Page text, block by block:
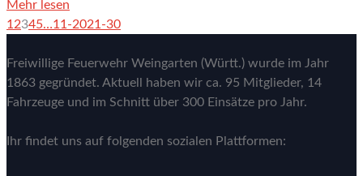
Mehr lesen
12345…11-2021-30
Freiwillige Feuerwehr Weingarten (Württ.) wurde im Jahr
1863 gegründet. Aktuell haben wir ca. 95 Mitglieder, 14
Fahrzeuge und im Schnitt über 300 Einsätze pro Jahr.
Ihr findet uns auf folgenden sozialen Plattformen: